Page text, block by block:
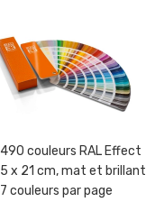
490 couleurs RAL Effect
5 x 21 cm, mat et brillant
7 couleurs par page